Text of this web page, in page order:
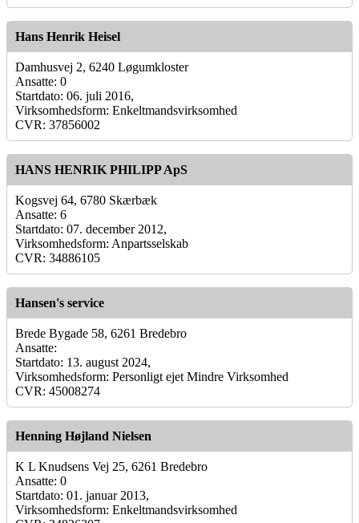
Hans Henrik Heisel
Damhusvej 2, 6240 Løgumkloster
Ansatte: 0
Startdato: 06. juli 2016,
Virksomhedsform: Enkeltmandsvirksomhed
CVR: 37856002
HANS HENRIK PHILIPP ApS
Kogsvej 64, 6780 Skærbæk
Ansatte: 6
Startdato: 07. december 2012,
Virksomhedsform: Anpartsselskab
CVR: 34886105
Hansen's service
Brede Bygade 58, 6261 Bredebro
Ansatte:
Startdato: 13. august 2024,
Virksomhedsform: Personligt ejet Mindre Virksomhed
CVR: 45008274
Henning Højland Nielsen
K L Knudsens Vej 25, 6261 Bredebro
Ansatte: 0
Startdato: 01. januar 2013,
Virksomhedsform: Enkeltmandsvirksomhed